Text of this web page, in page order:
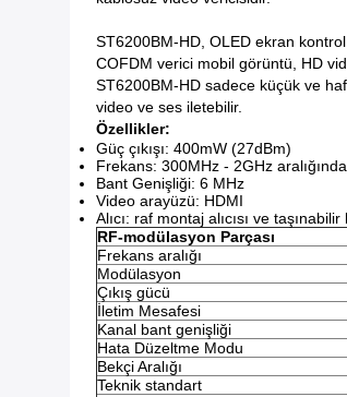
ST6200BM-HD, OLED ekran
COFDM verici mobil görüntü, HD
ST6200BM-HD sadece küçük ve
video ve ses iletebilir.
Özellikler:
Güç çıkışı: 400mW (27dBm)
Frekans: 300MHz - 2GHz
Bant Genişliği: 6 MHz
Video arayüzü: HDMI
Alıcı: raf montaj alıcısı ve
RF-modülasyon Parçası
Frekans aralığı
Modülasyon
Çıkış gücü
İletim Mesafesi
Kanal bant genişliği
Hata Düzeltme Modu
Bekçi Aralığı
Teknik standart